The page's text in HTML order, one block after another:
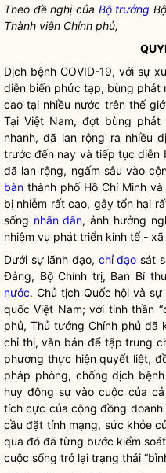
Theo đề nghị của Bộ trưởng
Thành viên Chính phủ,
Dịch bệnh COVID-19, với sự
diễn biến phức tạp, bùng phát
cao tại nhiều nước trên thế
Tại Việt Nam, đợt bùng
nhanh, đã lan rộng ra nhiều
trước đến nay và tiếp tục diễn
đã lan rộng, ngấm sâu vào
bàn thành phố Hồ Chí Minh
bị nhiễm rất cao, gây tổn hại
sống nhân dân, ảnh hưởng
nhiệm vụ phát triển kinh tế - xã
Dưới sự lãnh đạo, chỉ đạo sát
Đảng, Bộ Chính trị, Ban Bí
nước, Chủ tịch Quốc hội và sự
quốc Việt Nam; với tinh thần
phủ, Thủ tướng Chính phủ đã
chỉ thị, văn bản để tập trung
phương thực hiện quyết liệt,
pháp phòng, chống dịch
huy động sự vào cuộc của cả
tích cực của cộng đồng doanh
cầu đặt tính mạng, sức khỏe
qua đó đã từng bước kiểm
cuộc sống trở lại trạng thái